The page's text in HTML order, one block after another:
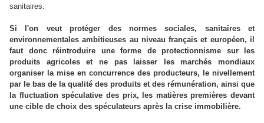
sanitaires.
Si l'on veut protéger des normes sociales, sanitaires et
environnementales ambitieuses au niveau français et européen, il
faut donc réintroduire une forme de protectionnisme sur les
produits agricoles et ne pas laisser les marchés mondiaux
organiser la mise en concurrence des producteurs, le nivellement
par le bas de la qualité des produits et des rémunération, ainsi que
la fluctuation spéculative des prix, les matières premières devant
une cible de choix des spéculateurs après la crise immobilière.